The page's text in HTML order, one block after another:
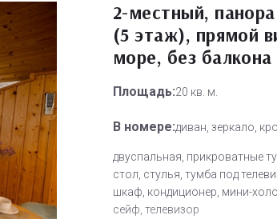
2-местный,
(5 этаж), прямой
море, без балкона
Площадь:20 кв. м.
В номере:диван, зеркало,
двуспальная, прикроватные
стол, стулья, тумба под
шкаф, кондиционер, мини-
сейф, телевизор